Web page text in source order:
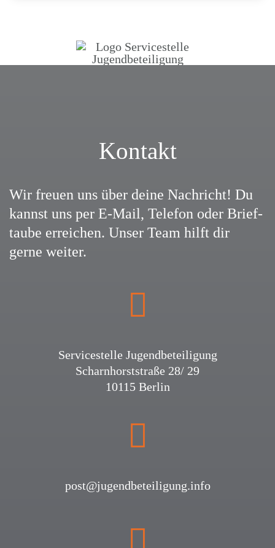
Kontakt
Wir freuen uns über deine Nach­richt! Du
kannst uns per E‑Mail, Telefon oder Brief­
taube errei­chen. Unser Team hilft dir
gerne weiter.
Service­stelle Jugendbeteiligung
Scharn­horst­straße 28/ 29
10115 Berlin
post@jugendbeteiligung.info